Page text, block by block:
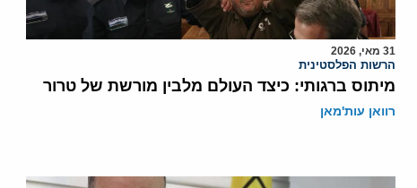
31 מאי, 2026
הרשות הפלסטינית
מיתוס ברגותי: כיצד העולם מלבין מורשת של טרור
רוואן עות'מאן